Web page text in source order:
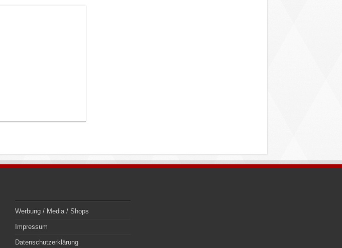
Werbung / Media / Shops
Impressum
Datenschutzerklärung